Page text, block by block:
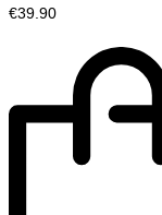
€39.90